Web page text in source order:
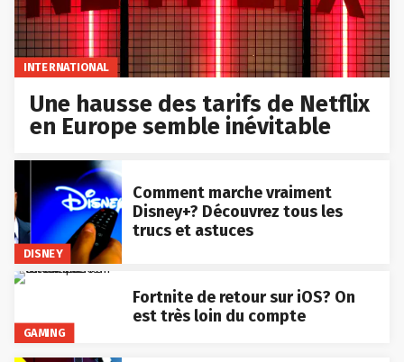
INTERNATIONAL
Une hausse des tarifs de Netflix
en Europe semble inévitable
DISNEY
Comment marche vraiment
Disney+? Découvrez tous les
trucs et astuces
GAMING
Fortnite de retour sur iOS? On
est très loin du compte